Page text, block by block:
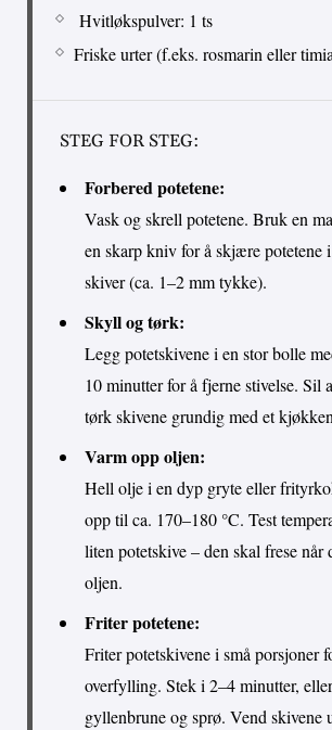
Hvitløkspulver: 1 ts
Friske urter (f.eks. rosmarin eller
STEG FOR STEG:
Forbered potetene:
Vask og skrell potetene. Bruk en
en skarp kniv for å skjære potetene
skiver (ca. 1–2 mm tykke).
Skyll og tørk:
Legg potetskivene i en stor bolle
10 minutter for å fjerne stivelse. Sil
tørk skivene grundig med et
Varm opp oljen:
Hell olje i en dyp gryte eller
opp til ca. 170–180 °C. Test
liten potetskive – den skal frese når
oljen.
Friter potetene:
Friter potetskivene i små porsjoner
overfylling. Stek i 2–4 minutter,
gyllenbrune og sprø. Vend skivene